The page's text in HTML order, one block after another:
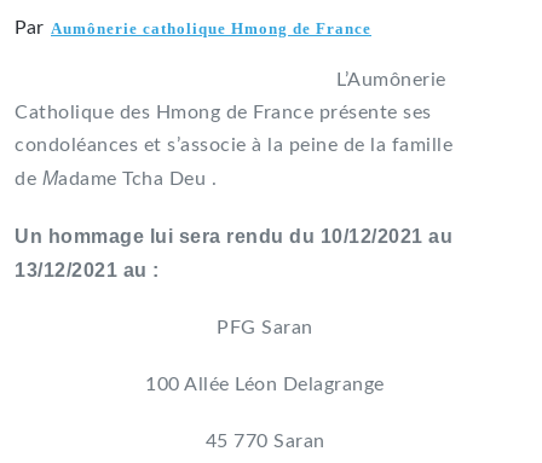
Par Aumônerie catholique Hmong de France
L’Aumônerie
Catholique des Hmong de France présente ses
condoléances et s’associe à la peine de la famille
de Madame Tcha Deu .
Un hommage lui sera rendu du 10/12/2021 au
13/12/2021 au :
PFG Saran
100 Allée Léon Delagrange
45 770 Saran